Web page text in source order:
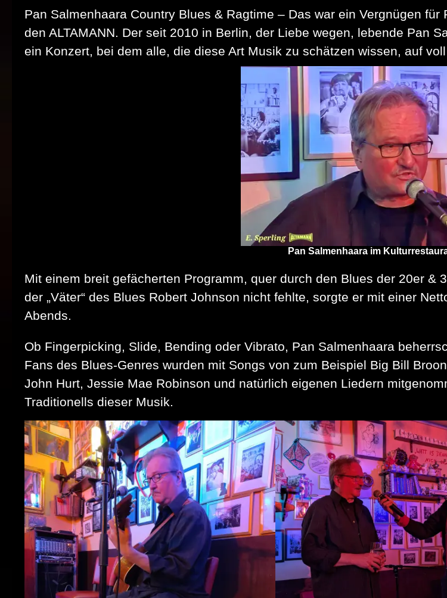
Pan Salmenhaara Country Blues & Ragtime – Das war ein Vergnügen
den ALTAMANN. Der seit 2010 in Berlin, der Liebe wegen, lebende Pan
ein Konzert, bei dem alle, die diese Art Musik zu schätzen wissen, auf
Pan Salmenhaara im
Mit einem breit gefächerten Programm, quer durch den Blues der 20er
der „Väter“ des Blues Robert Johnson nicht fehlte, sorgte er mit einer
Abends.
Ob Fingerpicking, Slide, Bending oder Vibrato, Pan Salmenhaara
Fans des Blues-Genres wurden mit Songs von zum Beispiel Big Bill
John Hurt, Jessie Mae Robinson und natürlich eigenen Liedern
Traditionells dieser Musik.